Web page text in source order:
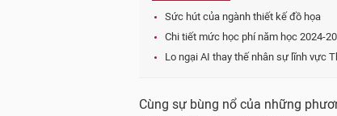
Sức hút của ngành thiết kế đồ họa
Chi tiết mức học phí năm học 2024-
Lo ngại AI thay thế nhân sự lĩnh vực
Cùng sự bùng nổ của những